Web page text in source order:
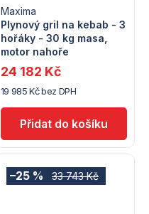
Plynový gril na kebab - 3
hořáky - 30 kg masa,
motor nahoře
Maxima
19 985 Kč bez DPH
24 182 Kč
33 743 Kč
–25 %